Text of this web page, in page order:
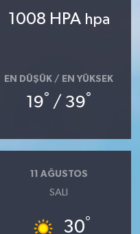
1008 HPA hpa
EN DÜŞÜK / EN YÜKSEK
19° / 39°
11 AĞUSTOS
SALI
30°